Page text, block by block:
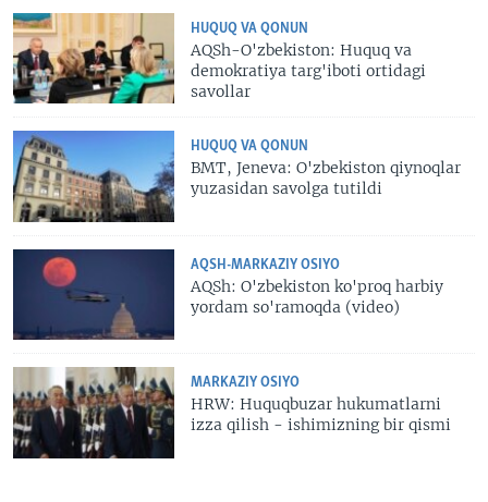
HUQUQ VA QONUN
AQSh-O'zbekiston: Huquq va
demokratiya targ'iboti ortidagi
savollar
HUQUQ VA QONUN
BMT, Jeneva: O'zbekiston qiynoqlar
yuzasidan savolga tutildi
AQSH-MARKAZIY OSIYO
AQSh: O'zbekiston ko'proq harbiy
yordam so'ramoqda (video)
MARKAZIY OSIYO
HRW: Huquqbuzar hukumatlarni
izza qilish - ishimizning bir qismi